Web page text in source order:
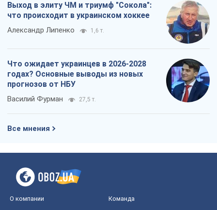
Выход в элиту ЧМ и триумф "Сокола":
что происходит в украинском хоккее
Александр Липенко 1,6 т.
Что ожидает украинцев в 2026-2028
годах? Основные выводы из новых
прогнозов от НБУ
Василий Фурман 27,5 т.
Все мнения
О компании Команда